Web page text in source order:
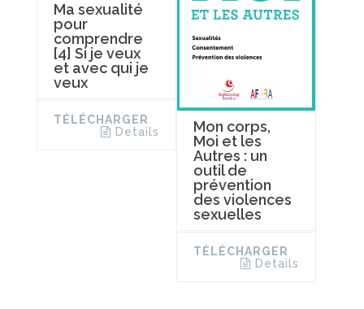
Ma sexualité
pour
comprendre
[4] Si je veux
et avec qui je
veux
TÉLÉCHARGER
Details
Mon corps,
Moi et les
Autres : un
outil de
prévention
des violences
sexuelles
TÉLÉCHARGER
Details